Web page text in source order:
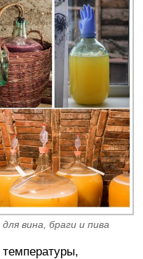
вина, браги и пива